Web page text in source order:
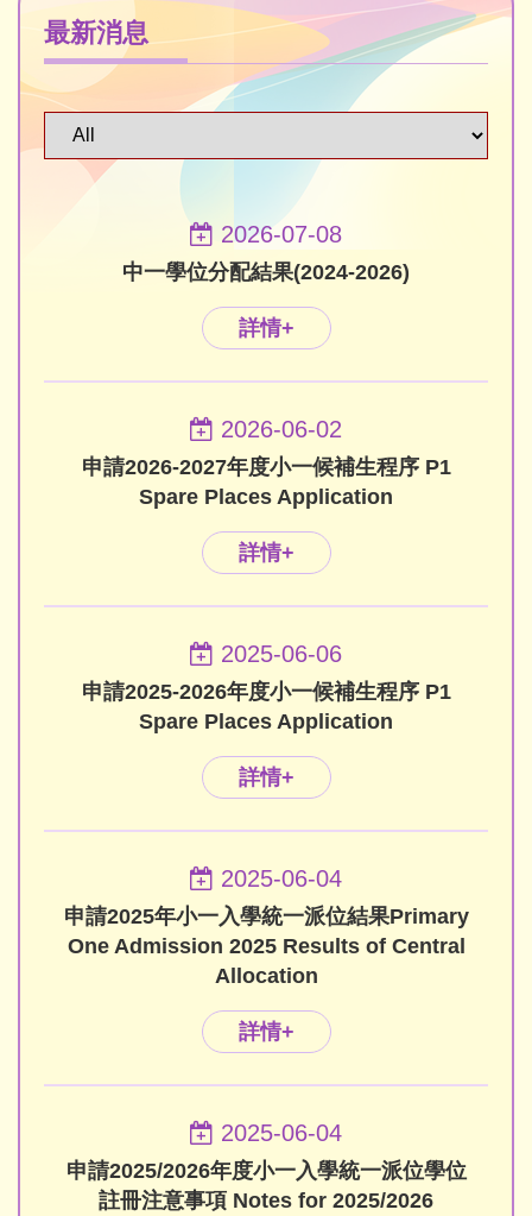
最新消息
2026-07-08
中一學位分配結果(2024-2026)
詳情+
2026-06-02
申請2026-2027年度小一候補生程序 P1
Spare Places Application
詳情+
2025-06-06
申請2025-2026年度小一候補生程序 P1
Spare Places Application
詳情+
2025-06-04
申請2025年小一入學統一派位結果Primary
One Admission 2025 Results of Central
Allocation
詳情+
2025-06-04
申請2025/2026年度小一入學統一派位學位
註冊注意事項 Notes for 2025/2026